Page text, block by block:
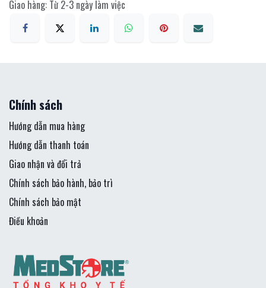
Giao hàng: Từ 2-3 ngày làm việc
Chính sách
Hướng dẫn mua hàng
Hướng dẫn thanh toán
Giao nhận và đổi trả
Chính sách bảo hành, bảo trì
Chính sách bảo mật
Điều khoản